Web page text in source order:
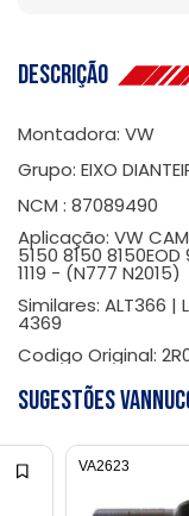
Descrição
Montadora: VW
Grupo: EIXO
NCM : 87089490
Aplicação: VW
5150 8150 8150EOD
1119 - (N777 N2015)
Similares: ALT366 |
4369
Codigo Original:
Sugestões
VA2623